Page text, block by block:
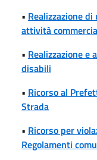
• Realizzazione
attività
• Realizzazione e
disabili
• Ricorso al
Strada
• Ricorso per
Regolamenti